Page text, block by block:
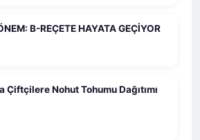
B-REÇETE HAYATA GEÇİYOR
Nohut Tohumu Dağıtımı